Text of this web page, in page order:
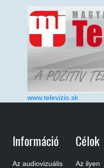
www.televizio.sk
Információ
Az audiovizuális
Célok
Az ilyen